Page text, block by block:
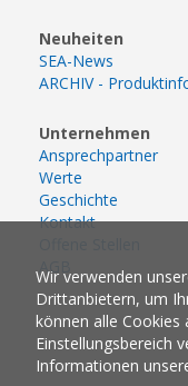
Neuheiten
SEA-News
ARCHIV -
Unternehmen
Ansprechpartner
Werte
Geschichte
Kontakt
Wir verwenden
Drittanbietern, um
können alle Cookies
Einstellungsbereich
Informationen